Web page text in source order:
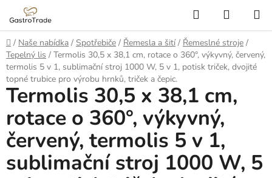
obsah
Hledat
KOŠÍK
Domů
/ Naše nabídka / Spotřebiče / Řemesla a šití / Řemeslné stroje /
Tepelný lis / Termolis 30,5 x 38,1 cm, rotace o 360°, výkyvný, červený,
termolis 5 v 1, sublimační stroj 1000 W, 5 v 1, potisk triček, dvojité
topné trubice pro výrobu hrnků, triček a čepic.
Termolis 30,5 x 38,1 cm,
rotace o 360°, výkyvný,
červený, termolis 5 v 1,
sublimační stroj 1000 W, 5